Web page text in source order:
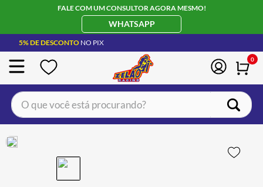
FALE COM UM CONSULTOR AGORA MESMO!
WHATSAPP
5% DE DESCONTO NO PIX
0
O que você está procurando?
BOTA